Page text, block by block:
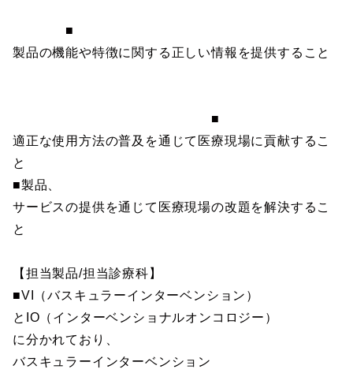
■
製品の機能や特徴に関する正しい情報を提供すること
■
適正な使用方法の普及を通じて医療現場に貢献するこ
と
■製品、
サービスの提供を通じて医療現場の改題を解決するこ
と
【担当製品/担当診療科】
■VI（バスキュラーインターベンション）
とIO（インターベンショナルオンコロジー）
に分かれており、
バスキュラーインターベンション